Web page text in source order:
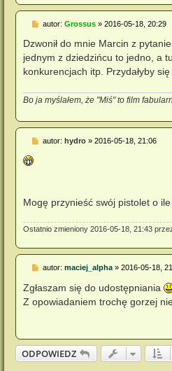
P
s
autor: Grossus» 2016-05-18, 20:29
Dzwonił do mnie Marcin z
jednym z dziedzińcu to jedno, a
konkurencjach itp. Przydałyby
Bo ja myślałem, że "Miś" to film
Pautor: hydro» 2016-05-18, 21:06
Mogę przynieść swój pistolet o
Ostatnio zmieniony 2016-05-18, 21:43
P
s
t
autor: maciej_alpha» 2016-05-18,
Zgłaszam się do udostępniania
Z opowiadaniem trochę gorzej
ODPOWIEDZ